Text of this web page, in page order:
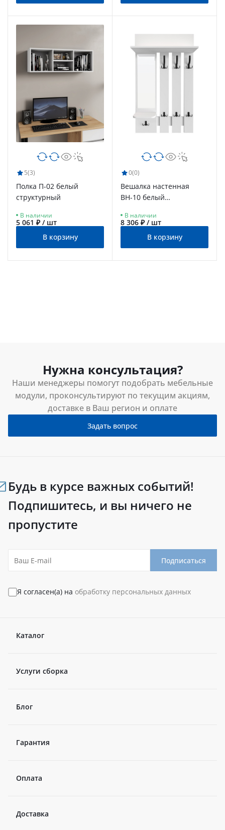
5(3)
Полка П-02 белый
структурный
В наличии
5 061 ₽ / шт
В корзину
0(0)
Вешалка настенная
ВН-10 белый
В наличии
8 306 ₽ / шт
В корзину
Нужна консультация?
Наши менеджеры помогут подобрать мебельные
модули, проконсультируют по текущим акциям,
доставке в Ваш регион и оплате
Задать вопрос
Будь в курсе важных событий!
Подпишитесь, и вы ничего не
пропустите
Подписаться
Я согласен(а) на обработку персональных данных
Каталог
Услуги сборка
Блог
Гарантия
Оплата
Доставка